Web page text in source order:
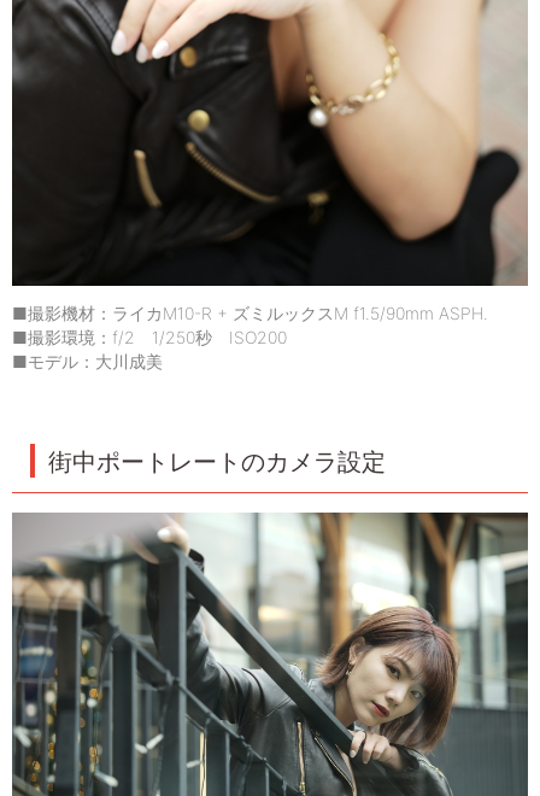
■撮影機材：ライカM10-R + ズミルックスM f1.5/90mm ASPH.
■撮影環境：f/2 1/250秒 ISO200
■モデル：大川成美
街中ポートレートのカメラ設定